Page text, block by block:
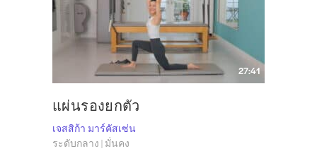
27:41
แผ่นรองยกตัว
เจสสิก้า มาร์คัสเซ่น
ระดับกลาง | มั่นคง